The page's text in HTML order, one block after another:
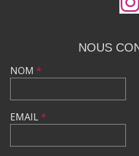
NOUS
NOM *
EMAIL*